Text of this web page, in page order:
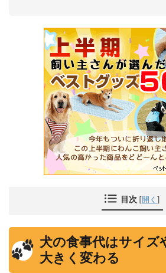
目次 [開く ]
犬の食事代はサイズ
大きく変わる